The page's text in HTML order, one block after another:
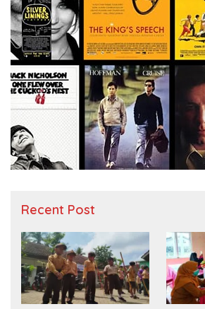
Recent Post